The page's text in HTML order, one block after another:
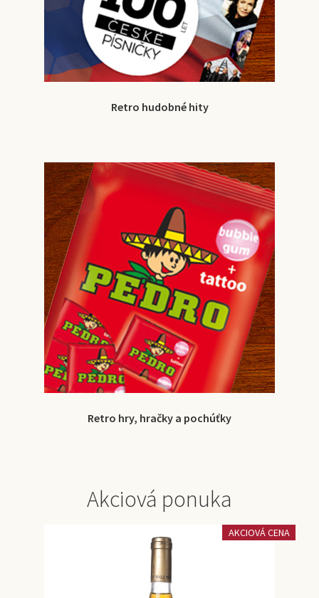
Retro hudobné hity
Retro hry, hračky a pochúťky
Akciová ponuka
AKCIOVÁ CENA